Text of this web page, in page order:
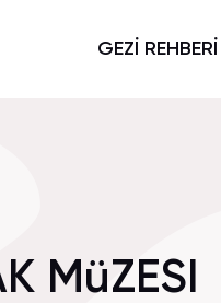
GEZİ REHBERİ
MüZESI